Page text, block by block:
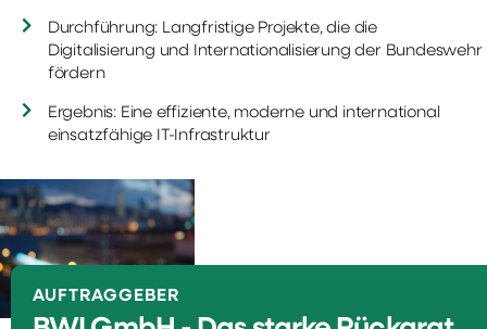
Durchführung: Langfristige Projekte, die die
Digitalisierung und Internationalisierung der Bundeswehr
fördern
Ergebnis: Eine effiziente, moderne und international
einsatzfähige IT-Infrastruktur
AUFTRAGGEBER